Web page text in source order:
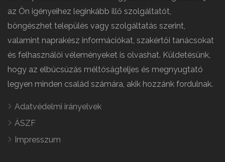
az Ön igényeihez leginkább illő szolgáltatót,
böngészhet település vagy szolgáltatás szerint,
valamint naprakész információkat, szakértői tanácsokat
és felhasználói véleményeket is olvashat. Küldetésünk,
hogy az elbúcsúzás méltóságteljes és megnyugtató
legyen minden család számára, akik hozzánk fordulnak.
Adatvédelmi irányelvek
ÁSZF
Impresszum